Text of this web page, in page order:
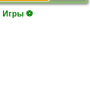
Игры ⚽